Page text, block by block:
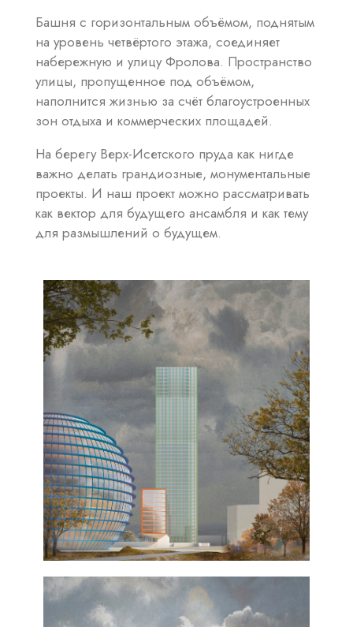
Башня с горизонтальным объёмом, поднятым
на уровень четвёртого этажа, соединяет
набережную и улицу Фролова. Пространство
улицы, пропущенное под объёмом,
наполнится жизнью за счёт благоустроенных
зон отдыха и коммерческих площадей.
На берегу Верх-Исетского пруда как нигде
важно делать грандиозные, монументальные
проекты. И наш проект можно рассматривать
как вектор для будущего ансамбля и как тему
для размышлений о будущем.